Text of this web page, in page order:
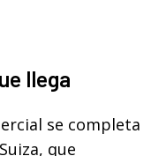
llega
se completa
que